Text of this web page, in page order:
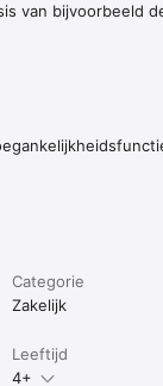
van bijvoorbeeld
Categorie
Zakelijk
Leeftijd
4+